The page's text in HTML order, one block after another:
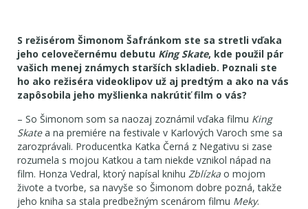
S režisérom Šimonom Šafránkom ste sa stretli vďaka
jeho celovečernému debutu King Skate, kde použil pár
vašich menej známych starších skladieb. Poznali ste
ho ako režiséra videoklipov už aj predtým a ako na vás
zapôsobila jeho myšlienka nakrútiť film o vás?
– So Šimonom som sa naozaj zoznámil vďaka filmu King
Skatea na premiére na festivale v Karlových Varoch sme sa
zarozprávali. Producentka Katka Černá z Negativu si zase
rozumela s mojou Katkou a tam niekde vznikol nápad na
film. Honza Vedral, ktorý napísal knihu Zblízka o mojom
živote a tvorbe, sa navyše so Šimonom dobre pozná, takže
jeho kniha sa stala predbežným scenárom filmu Meky.